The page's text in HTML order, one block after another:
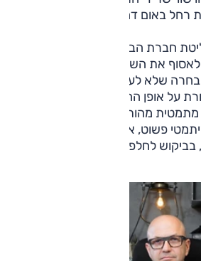
רחל באום דחתה גם את הטענה
חברת הביטוח, והמבוטח אף חתם
את השרידים ולעשות בהם
שלא לעשות זאת.
על אופן החישוב של שווי השרידים
מהותית. בפסק הדין ציינה כי
פשוט, אלא הערכה מקצועית
לחלפים וביכולת המיקוח סביב